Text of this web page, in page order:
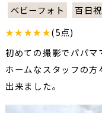
ベビーフォト
百日
★★★★★(5点)
初めての撮影でパパ
ホームなスタッフの
出来ました。